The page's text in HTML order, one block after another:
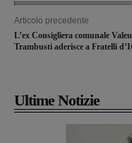
Articolo precedente
L’ex Consigliera comunale
Trambusti aderisce a Fratelli
Ultime Notizie